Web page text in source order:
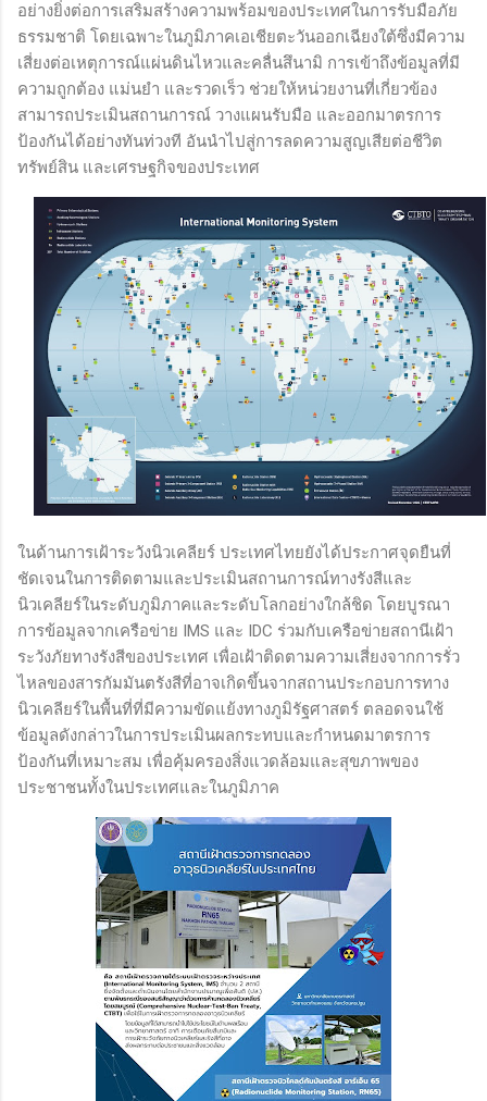
อย่างยิ่งต่อการเสริมสร้างความพร้อมของประเทศในการรับมือภัย
ธรรมชาติ โดยเฉพาะในภูมิภาคเอเชียตะวันออกเฉียงใต้ซึ่งมีความ
เสี่ยงต่อเหตุการณ์แผ่นดินไหวและคลื่นสึนามิ การเข้าถึงข้อมูลที่มี
ความถูกต้อง แม่นยำ และรวดเร็ว ช่วยให้หน่วยงานที่เกี่ยวข้อง
สามารถประเมินสถานการณ์ วางแผนรับมือ และออกมาตรการ
ป้องกันได้อย่างทันท่วงที อันนำไปสู่การลดความสูญเสียต่อชีวิต
ทรัพย์สิน และเศรษฐกิจของประเทศ
ในด้านการเฝ้าระวังนิวเคลียร์ ประเทศไทยยังได้ประกาศจุดยืนที่
ชัดเจนในการติดตามและประเมินสถานการณ์ทางรังสีและ
นิวเคลียร์ในระดับภูมิภาคและระดับโลกอย่างใกล้ชิด โดยบูรณา
การข้อมูลจากเครือข่าย IMS และ IDC ร่วมกับเครือข่ายสถานีเฝ้า
ระวังภัยทางรังสีของประเทศ เพื่อเฝ้าติดตามความเสี่ยงจากการรั่ว
ไหลของสารกัมมันตรังสีที่อาจเกิดขึ้นจากสถานประกอบการทาง
นิวเคลียร์ในพื้นที่ที่มีความขัดแย้งทางภูมิรัฐศาสตร์ ตลอดจนใช้
ข้อมูลดังกล่าวในการประเมินผลกระทบและกำหนดมาตรการ
ป้องกันที่เหมาะสม เพื่อคุ้มครองสิ่งแวดล้อมและสุขภาพของ
ประชาชนทั้งในประเทศและในภูมิภาค